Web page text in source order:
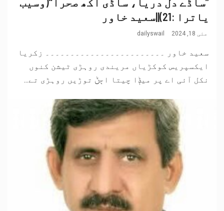
یاترا :21)||سعید خاور
مئی 18, 2024 dailyswail
سعید خاور ۔۔۔۔۔۔۔۔۔۔۔۔۔۔۔۔۔۔۔۔۔۔۔۔ زکریا
ایکسپریس کوکڑیاں مریندی روہڑی ٹیشن کنوں
نکل آئی اے پر میݙا چیتا اڄݨ توڑیں روہڑی تے...